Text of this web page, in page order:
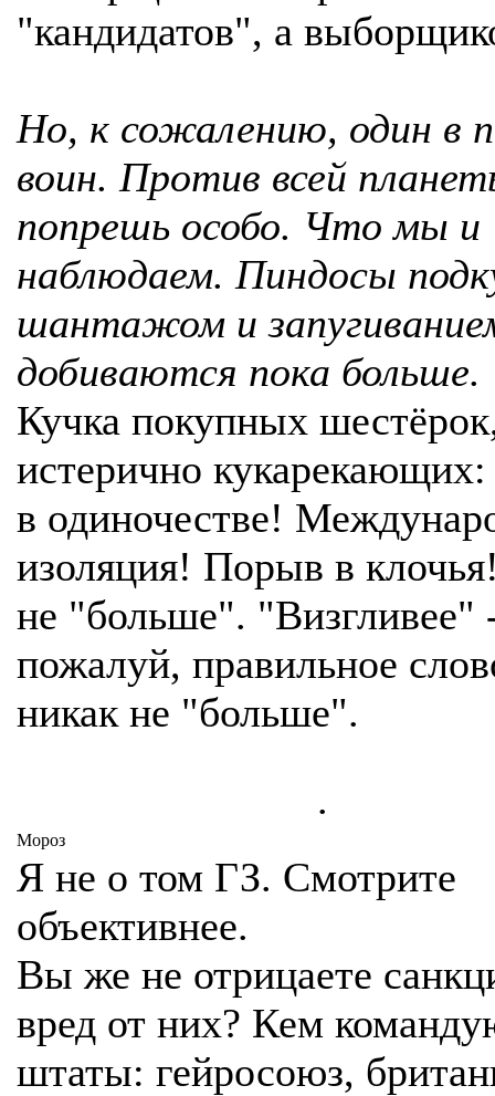
"кандидатов", а
Но, к сожалению, один в
воин. Против всей
попрешь особо. Что мы и
наблюдаем. Пиндосы
шантажом и
добиваются пока больше.
Кучка покупных
истерично
в одиночестве!
изоляция! Порыв в
не "больше". "Визгливее"
пожалуй, правильное
никак не "больше".
.
Мороз
Я не о том ГЗ. Смотрите
объективнее.
Вы же не отрицаете
вред от них? Кем
штаты: гейросоюз,